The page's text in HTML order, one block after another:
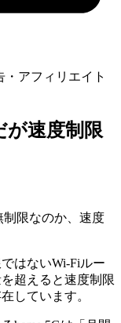
アフィリエイト
が速度制限
制限なのか、速度
はないWi-Fiルー
超えると速度制限
しています。